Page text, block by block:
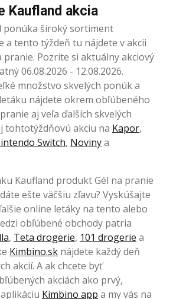
Kaufland akcia
ponúka široký sortiment
a tento týždeň tu nájdete v akcii
pranie. Pozrite si aktuálny akciový
06.08.2026 - 12.08.2026.
množstvo skvelých ponúk a
nájdete okrem obľúbeného
aj veľa ďalších skvelých
tohtotýždňovú akciu na Kapor,
Switch, Novinya
Kaufland produkt Gél na pranie
ešte väčšiu zľavu? Vyskúšajte
online letáky na tento alebo
obľúbené obchody patria
, Teta drogerie, 101 drogerie a
Kimbino.sk nájdete každý deň
akcií. A ak chcete byť
akciách ako prvý,
Kimbino app a my vás na